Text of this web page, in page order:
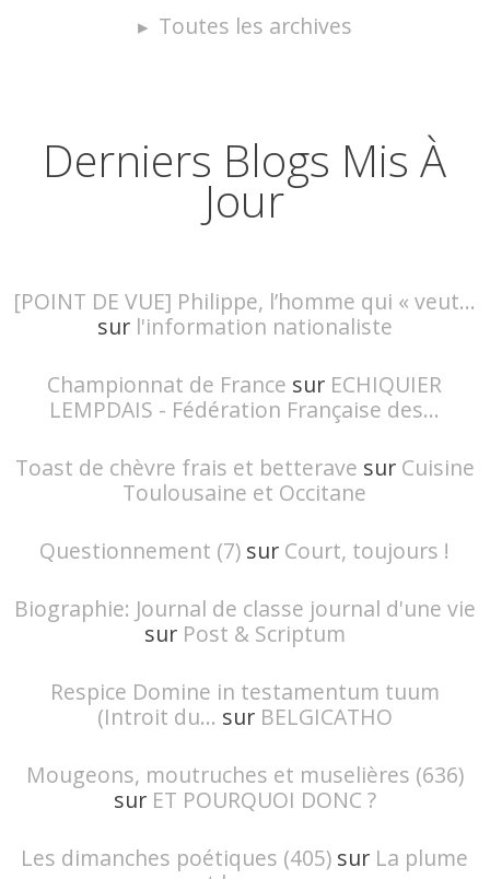
Toutes les archives
Derniers Blogs Mis À
Jour
[POINT DE VUE] Philippe, l’homme qui « veut...
sur l'information nationaliste
Championnat de France sur ECHIQUIER
LEMPDAIS - Fédération Française des...
Toast de chèvre frais et betterave sur Cuisine
Toulousaine et Occitane
Questionnement (7) sur Court, toujours !
Biographie: Journal de classe journal d'une vie
sur Post & Scriptum
Respice Domine in testamentum tuum
(Introit du... sur BELGICATHO
Mougeons, moutruches et muselières (636)
sur ET POURQUOI DONC ?
Les dimanches poétiques (405) sur La plume